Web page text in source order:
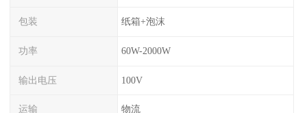
包装 纸箱+泡沫
功率 60W-2000W
输出电压 100V
运输 物流